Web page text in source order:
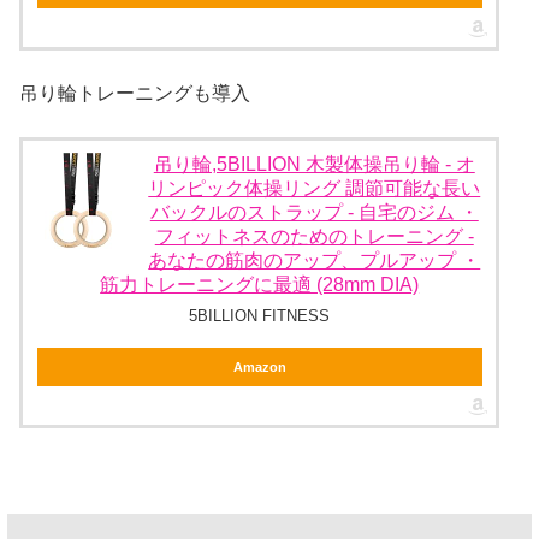
吊り輪トレーニングも導入
吊り輪,5BILLION 木製体操吊り輪 - オ
リンピック体操リング 調節可能な長い
バックルのストラップ - 自宅のジム ・
フィットネスのためのトレーニング -
あなたの筋肉のアップ、プルアップ ・
筋力トレーニングに最適 (28mm DIA)
5BILLION FITNESS
Amazon